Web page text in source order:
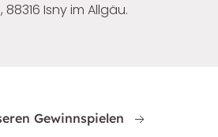
Isny im Allgäu.
Gewinnspielen